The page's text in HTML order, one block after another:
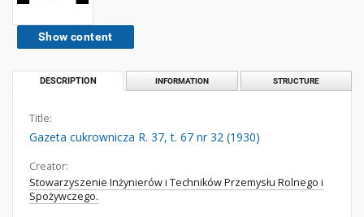
Show content
DESCRIPTION INFORMATION STRUCTURE
Title:
Gazeta cukrownicza R. 37, t. 67 nr 32 (1930)
Creator:
Stowarzyszenie Inżynierów i Techników Przemysłu Rolnego i
Spożywczego.